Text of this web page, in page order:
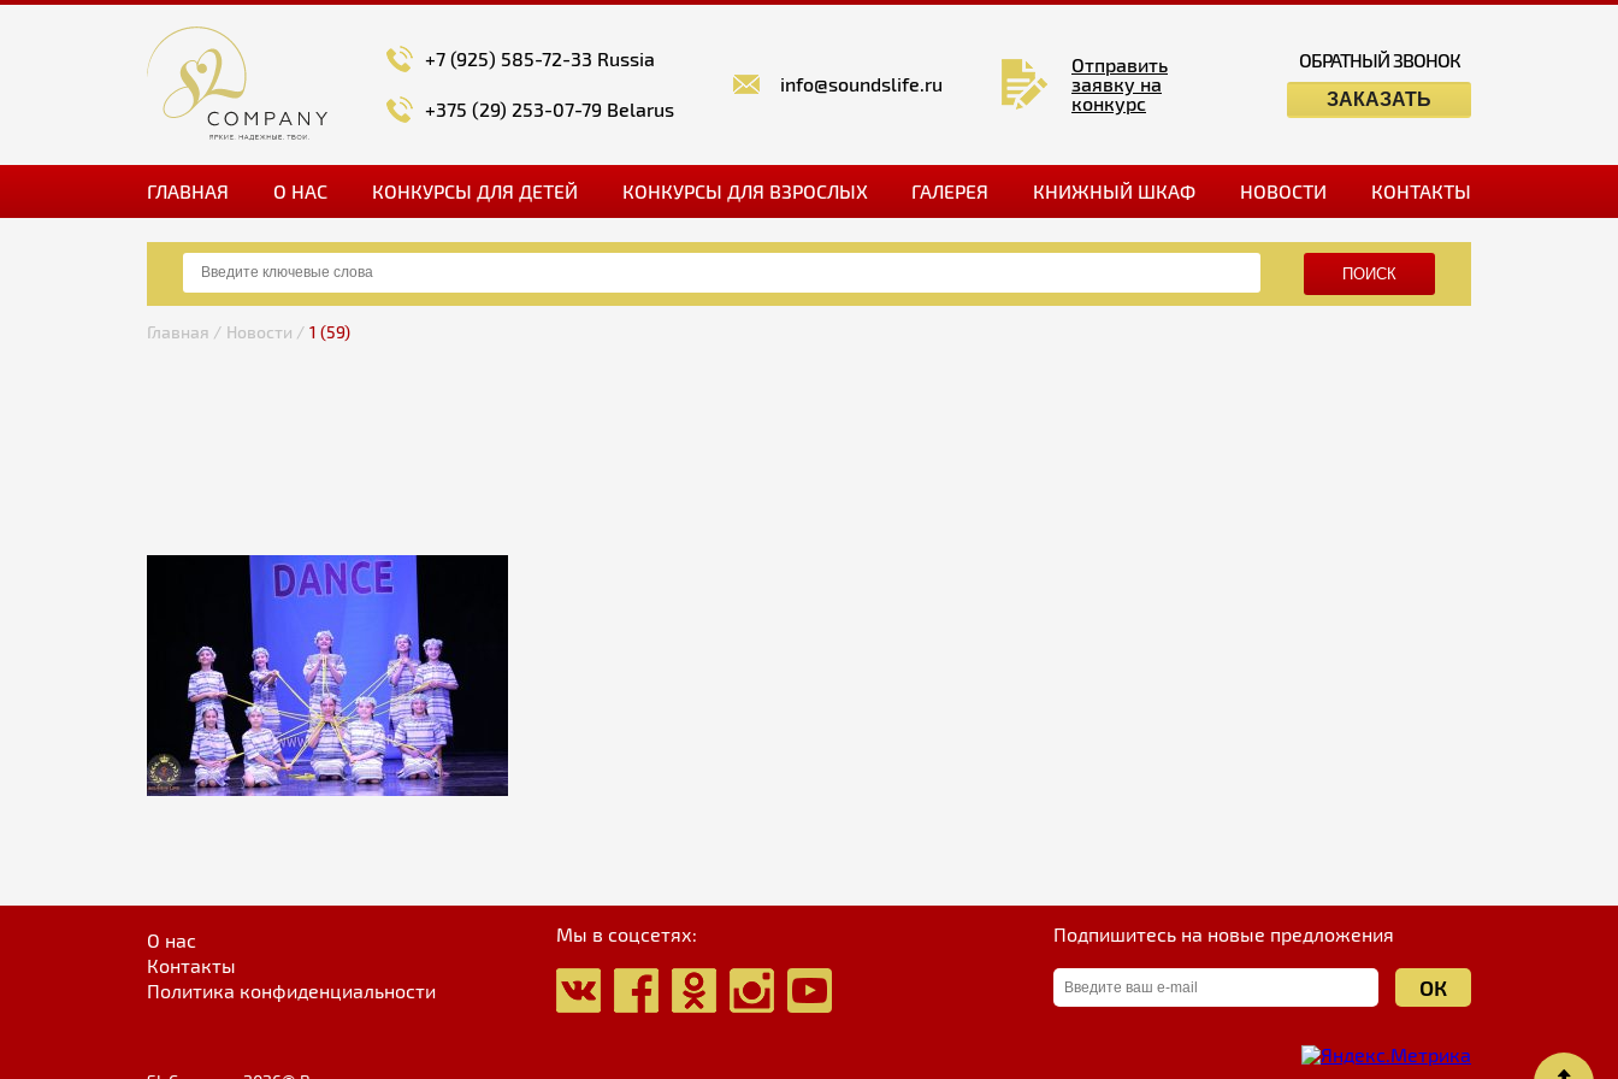
+7 (925) 585-72-33 Russia
+375 (29) 253-07-79 Belarus
info@soundslife.ru
Отправить
заявку на
конкурс
ОБРАТНЫЙ ЗВОНОК
ЗАКАЗАТЬ
ГЛАВНАЯ О НАС КОНКУРСЫ ДЛЯ ДЕТЕЙ КОНКУРСЫ ДЛЯ ВЗРОСЛЫХ ГАЛЕРЕЯ КНИЖНЫЙ ШКАФ НОВОСТИ КОНТАКТЫ
ПОИСК
Главная / Новости / 1 (59)
О нас
Контакты
Политика конфиденциальности
Мы в соцсетях: Подпишитесь на новые предложения